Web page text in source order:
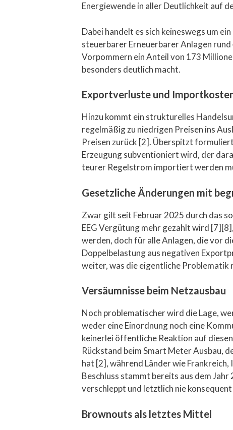
Energiewende in aller Deutlichkeit auf
Dabei handelt es sich keineswegs um
steuerbarer Erneuerbarer Anlagen
Vorpommern ein Anteil von 173
besonders deutlich macht.
Exportverluste und
Hinzu kommt ein strukturelles
regelmäßig zu niedrigen Preisen ins
Preisen zurück [2]. Überspitzt
Erzeugung subventioniert wird, der
teurer Regelstrom importiert werden
Gesetzliche Änderungen mit
Zwar gilt seit Februar 2025 durch das
EEG Vergütung mehr gezahlt wird
werden, doch für alle Anlagen, die vor
Doppelbelastung aus negativen
weiter, was die eigentliche
Versäumnisse beim Netzausbau
Noch problematischer wird die Lage,
weder eine Einordnung noch eine
keinerlei öffentliche Reaktion auf
Rückstand beim Smart Meter Ausbau,
hat [2], während Länder wie
Beschluss stammt bereits aus dem
verschleppt und letztlich nie
Brownouts als letztes Mittel